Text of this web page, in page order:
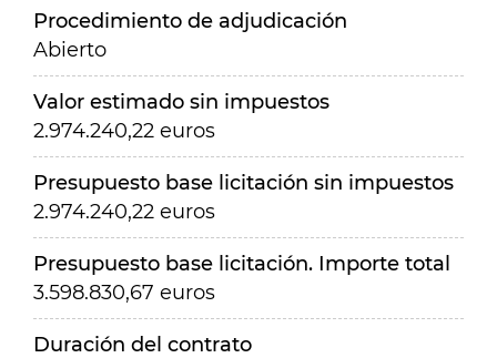
Procedimiento de adjudicación
Abierto
Valor estimado sin impuestos
2.974.240,22 euros
Presupuesto base licitación sin impuestos
2.974.240,22 euros
Presupuesto base licitación. Importe total
3.598.830,67 euros
Duración del contrato